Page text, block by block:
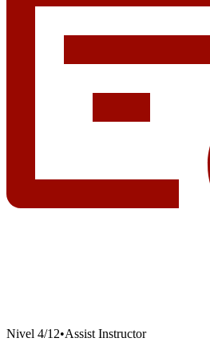
Nivel 4/12•Assist Instructor